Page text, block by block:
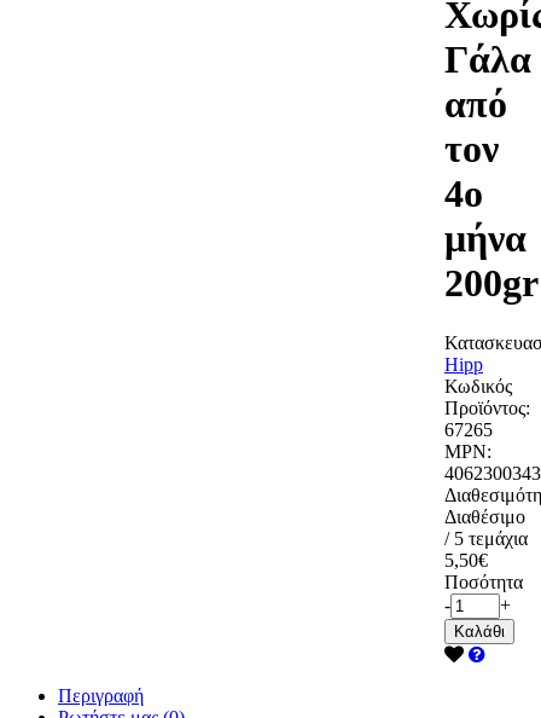
Γάλα
από
τον
4ο
μήνα
200gr
Hipp
Κωδικός
Προϊόντος:
67265
MPN:
Διαθέσιμο
/ 5 τεμάχια
5,50€
Ποσότητα
-
+
Καλάθι
Περιγραφή